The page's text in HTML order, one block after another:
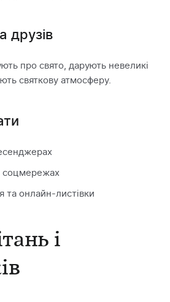
друзів
про свято, дарують невеликі
святкову атмосферу.
соцмережах
та онлайн-листівки
і